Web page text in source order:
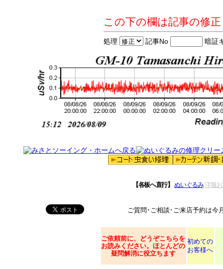
この下の欄は記事の修
処理 記事No 暗証
【各板へ直行】 ぬいぐるみ 洋服
ご質問･ご相談･ご来店予約は今
ご依頼前に、どうぞこちらを
お読みください。ほとんどの
疑問解消に役立ちます
初めての
お客様へ